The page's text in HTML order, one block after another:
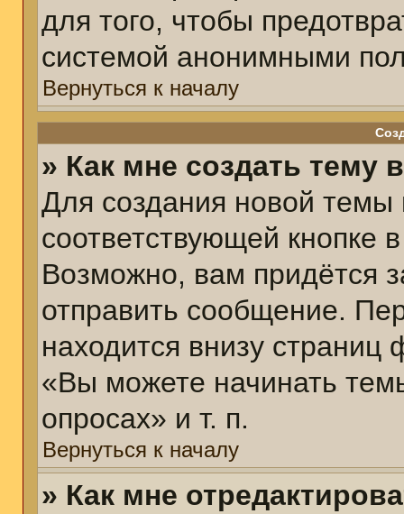
для того, чтобы
системой анонимными
Вернуться к началу
» Как мне создать тему
Для создания новой
соответствующей кнопке
Возможно, вам придётся
отправить сообщение.
находится внизу
«Вы можете начинать
опросах» и т. п.
Вернуться к началу
» Как мне